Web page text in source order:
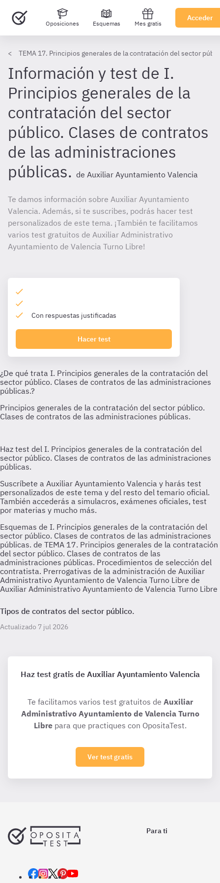
Oposiciones Esquemas Mes gratis
Acceder
TEMA 17. Principios generales de la contratación del sector
Información y test de I.
Principios generales de la
contratación del sector
público. Clases de contratos
de las administraciones
públicas. de Auxiliar Ayuntamiento Valencia
Te damos información sobre Auxiliar Ayuntamiento
Valencia. Además, si te suscribes, podrás hacer test
personalizados de este tema. ¡También te facilitamos
varios test gratuitos de Auxiliar Administrativo
Ayuntamiento de Valencia Turno Libre!
Con respuestas justificadas
Hacer test
Esquemas de I. Principios generales de la contratación del
sector público. Clases de contratos de las administraciones
públicas. de TEMA 17. Principios generales de la contratación
del sector público. Clases de contratos de las
administraciones públicas. Procedimientos de selección del
contratista. Prerrogativas de la administración de Auxiliar
Administrativo Ayuntamiento de Valencia Turno Libre de
Auxiliar Administrativo Ayuntamiento de Valencia Turno Libre
Tipos de contratos del sector público.
Actualizado 7 jul 2026
Haz test gratis de Auxiliar Ayuntamiento Valencia
Te facilitamos varios test gratuitos de Auxiliar
Administrativo Ayuntamiento de Valencia Turno
Librepara que practiques con OpositaTest.
Ver test gratis
Para ti